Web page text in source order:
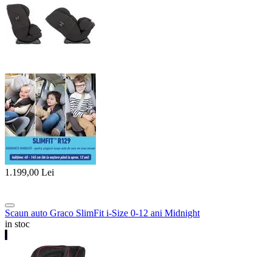
1.199,00 Lei
Scaun auto Graco SlimFit i-Size 0-12 ani Midnight
in stoc